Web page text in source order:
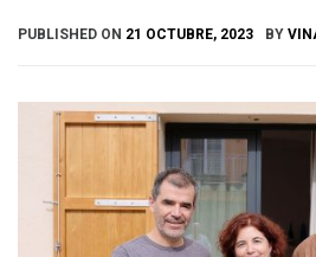
PUBLISHED ON 21 OCTUBRE, 2023 BY